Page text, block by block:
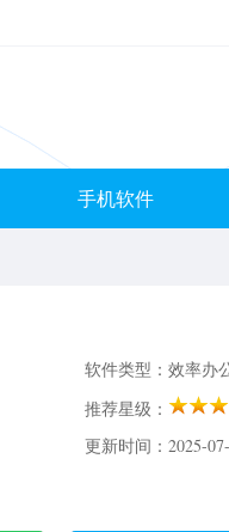
手机软件
软件类型：效率办
推荐星级：
更新时间：2025-